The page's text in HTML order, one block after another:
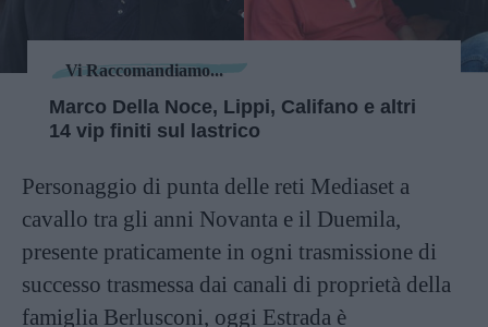
Vi Raccomandiamo...
Marco Della Noce, Lippi, Califano e altri
14 vip finiti sul lastrico
Personaggio di punta delle reti Mediaset a
cavallo tra gli anni Novanta e il Duemila,
presente praticamente in ogni trasmissione di
successo trasmessa dai canali di proprietà della
famiglia Berlusconi, oggi Estrada è